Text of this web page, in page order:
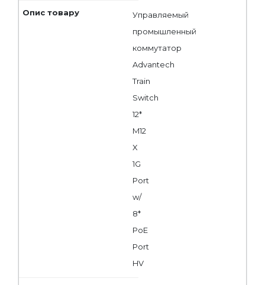
Управляемый
промышленный
коммутатор
Advantech
Train
Switch
12*
M12
X
1G
Port
w/
8*
PoE
Port
HV